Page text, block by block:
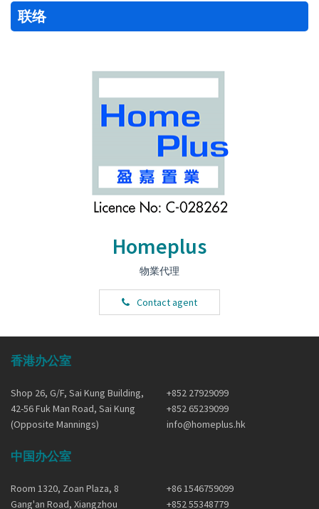
联络
Homeplus
物業代理
Contact agent
香港办公室
Shop 26, G/F, Sai Kung Building,
42-56 Fuk Man Road, Sai Kung
(Opposite Mannings)
+852 27929099
+852 65239099
info@homeplus.hk
中国办公室
Room 1320, Zoan Plaza, 8
Gang'an Road, Xiangzhou
+86 1546759099
+852 55348779